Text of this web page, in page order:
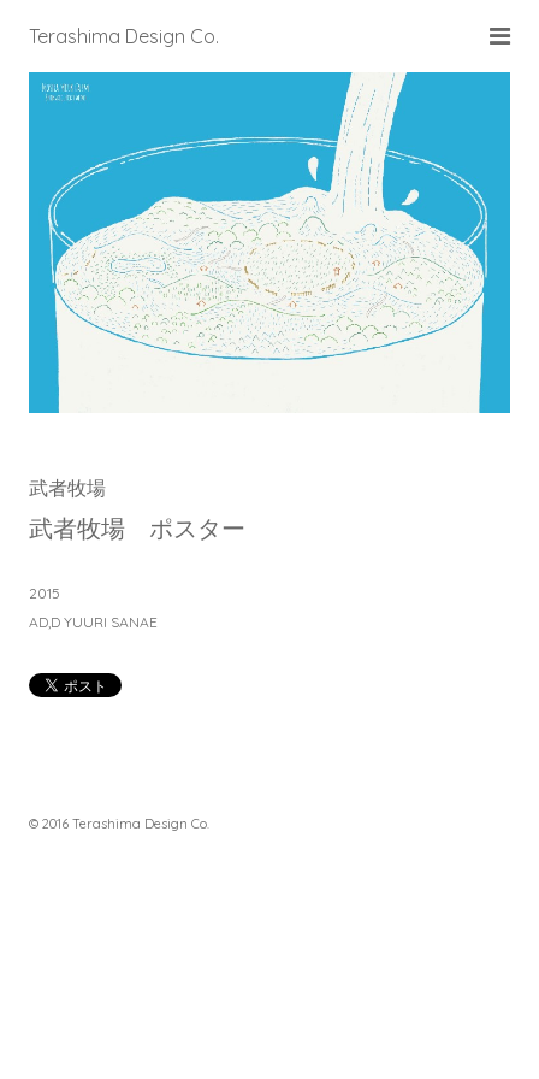
Terashima Design Co.
武者牧場
武者牧場 ポスター
2015
AD,D YUURI SANAE
© 2016 Terashima Design Co.